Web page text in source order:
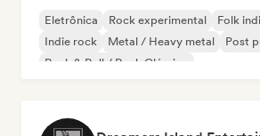
Eletrônica Rock experimental Folk
Indie rock
Metal / Heavy metal
Post
Rock & Roll / Rock Clássico